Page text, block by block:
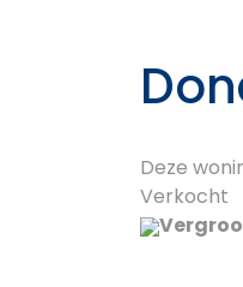
Deze
Verkocht